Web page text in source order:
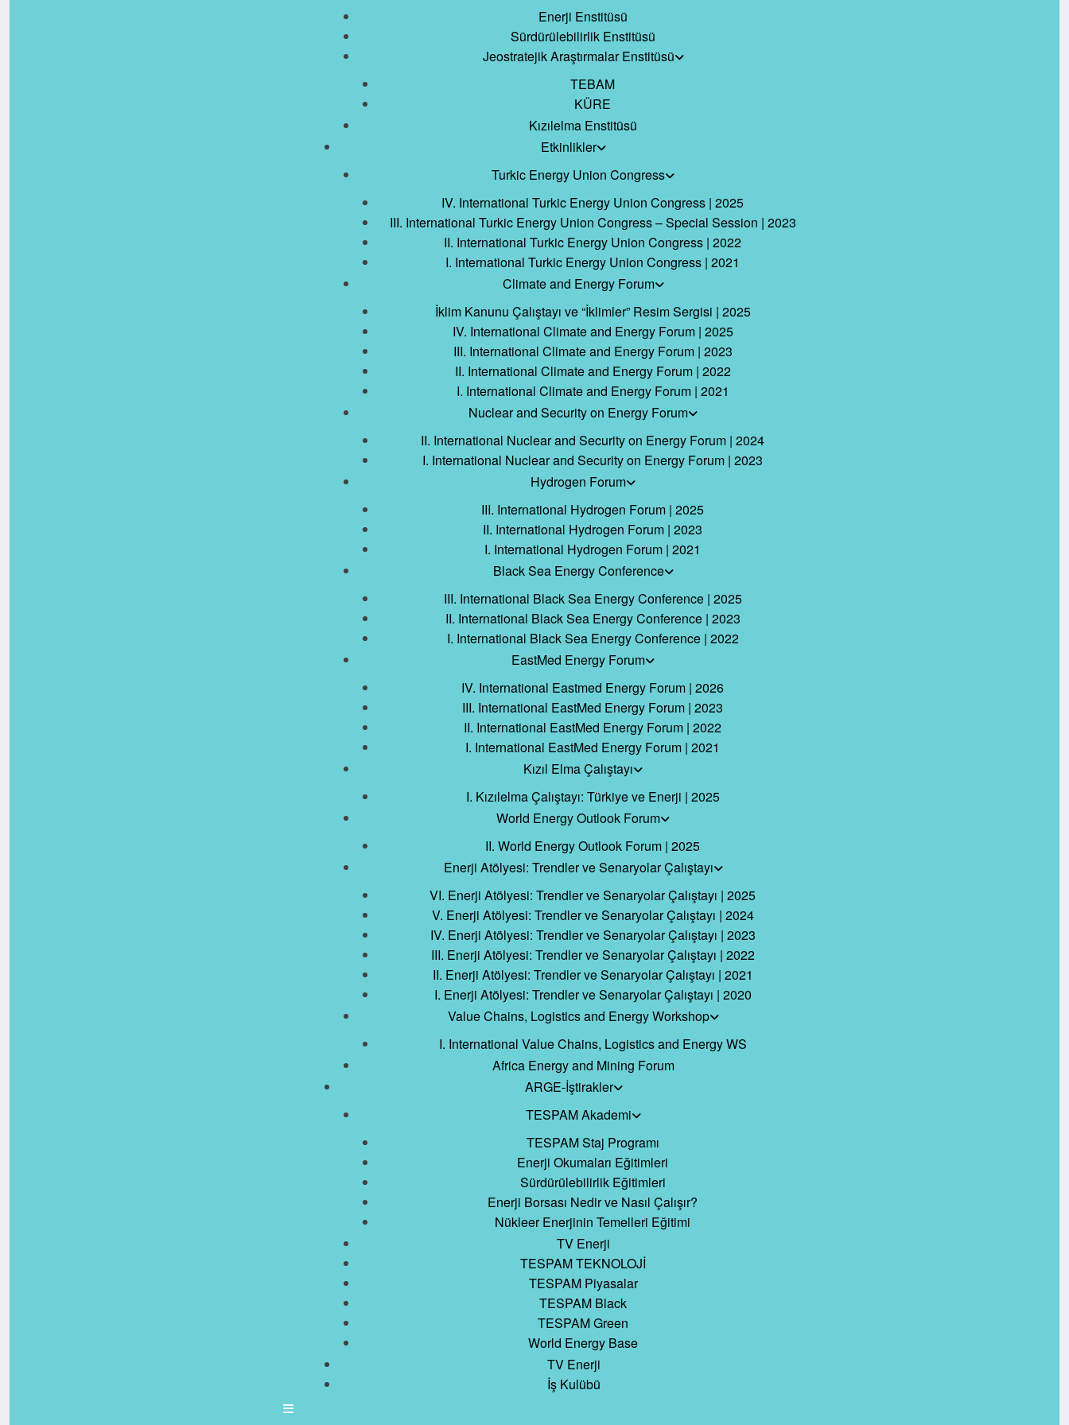
Enerji Enstitüsü
Sürdürülebilirlik Enstitüsü
Jeostratejik Araştırmalar Enstitüsü
TEBAM
KÜRE
Kızılelma Enstitüsü
Etkinlikler
Turkic Energy Union Congress
IV. International Turkic Energy Union Congress | 2025
III. International Turkic Energy Union Congress – Special Session | 2023
II. International Turkic Energy Union Congress | 2022
I. International Turkic Energy Union Congress | 2021
Climate and Energy Forum
İklim Kanunu Çalıştayı ve “İklimler” Resim Sergisi | 2025
IV. International Climate and Energy Forum | 2025
III. International Climate and Energy Forum | 2023
II. International Climate and Energy Forum | 2022
I. International Climate and Energy Forum | 2021
Nuclear and Security on Energy Forum
II. International Nuclear and Security on Energy Forum | 2024
I. International Nuclear and Security on Energy Forum | 2023
Hydrogen Forum
III. International Hydrogen Forum | 2025
II. International Hydrogen Forum | 2023
I. International Hydrogen Forum | 2021
Black Sea Energy Conference
III. International Black Sea Energy Conference | 2025
II. International Black Sea Energy Conference | 2023
I. International Black Sea Energy Conference | 2022
EastMed Energy Forum
IV. International Eastmed Energy Forum | 2026
III. International EastMed Energy Forum | 2023
II. International EastMed Energy Forum | 2022
I. International EastMed Energy Forum | 2021
Kızıl Elma Çalıştayı
I. Kızılelma Çalıştayı: Türkiye ve Enerji | 2025
World Energy Outlook Forum
II. World Energy Outlook Forum | 2025
Enerji Atölyesi: Trendler ve Senaryolar Çalıştayı
VI. Enerji Atölyesi: Trendler ve Senaryolar Çalıştayı | 2025
V. Enerji Atölyesi: Trendler ve Senaryolar Çalıştayı | 2024
IV. Enerji Atölyesi: Trendler ve Senaryolar Çalıştayı | 2023
III. Enerji Atölyesi: Trendler ve Senaryolar Çalıştayı | 2022
II. Enerji Atölyesi: Trendler ve Senaryolar Çalıştayı | 2021
I. Enerji Atölyesi: Trendler ve Senaryolar Çalıştayı | 2020
Value Chains, Logistics and Energy Workshop
I. International Value Chains, Logistics and Energy WS
Africa Energy and Mining Forum
ARGE-İştirakler
TESPAM Akademi
TESPAM Staj Programı
Enerji Okumaları Eğitimleri
Sürdürülebilirlik Eğitimleri
Enerji Borsası Nedir ve Nasıl Çalışır?
Nükleer Enerjinin Temelleri Eğitimi
TV Enerji
TESPAM TEKNOLOJİ
TESPAM Piyasalar
TESPAM Black
TESPAM Green
World Energy Base
TV Enerji
İş Kulübü